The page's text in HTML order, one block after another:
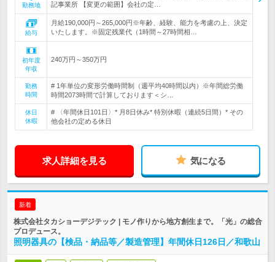
勤務地
記事業所 【変更の範囲】会社の定…
給与
月給190,000円～265,000円※年齢、経験、能力を考慮の上、決定
いたします。※固定残業代（1時間～27時間相…
初年度
年収
240万円～350万円
勤務
時間
# 1年単位の変形労働時間制（週平均40時間以内）※年間総労働
時間2073時間で計算しております＜シ…
休日
休暇
# 〈年間休日101日〉* 月8日休み* 特別休暇（連続5日間）* その
他会社の定める休日
求人詳細を見る 気になる
新着
株式会社タカショーデジテック | モノ作りから地方創生まで。「光」の総合
プロデュース。
照明器具の【検品・納品等／製造管理】年間休日126日／和歌山